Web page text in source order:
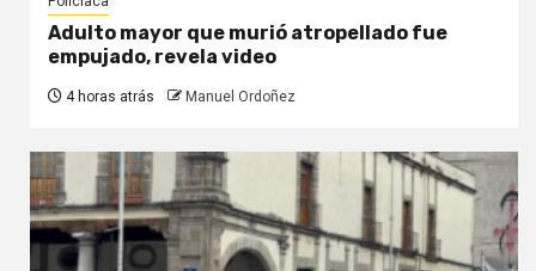
Adulto mayor que murió atropellado fue
empujado, revela video
4 horas atrás Manuel Ordoñez